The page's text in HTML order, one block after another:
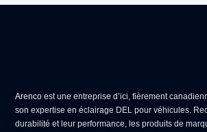
Arenco est une entreprise d’ici, fièrement
son expertise enéclairage DEL pour véhicules.
durabilité et leur performance, les produits de